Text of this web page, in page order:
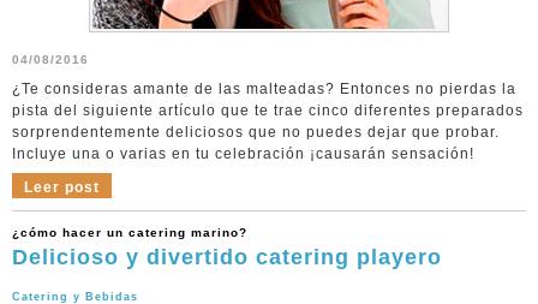
04/08/2016
¿Te consideras amante de las malteadas? Entonces no pierdas la
pista del siguiente artículo que te trae cinco diferentes preparados
sorprendentemente deliciosos que no puedes dejar que probar.
Incluye una o varias en tu celebración ¡causarán sensación!
Leer post
¿cómo hacer un catering marino?
Delicioso y divertido catering playero
Catering y Bebidas